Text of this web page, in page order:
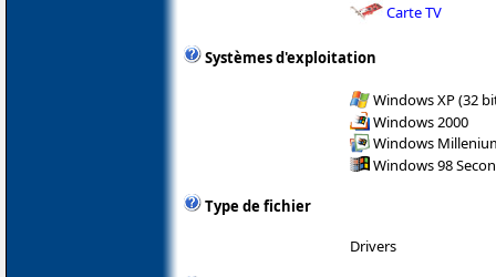
Carte TV
Systèmes d'exploitation
Windows XP (32
Windows 2000
Windows
Windows 98
Type de fichier
Drivers